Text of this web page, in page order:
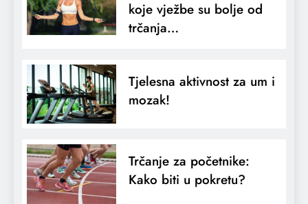
koje vježbe su bolje od
trčanja…
Tjelesna aktivnost za um i
mozak!
Trčanje za početnike:
Kako biti u pokretu?